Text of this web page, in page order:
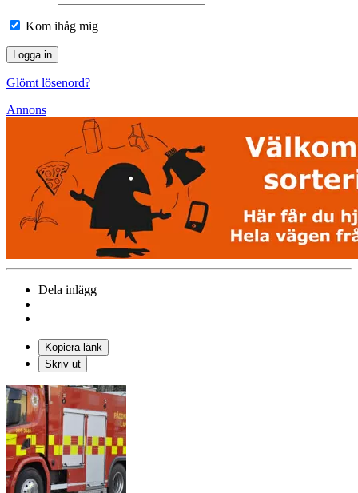
Kom ihåg mig
Glömt lösenord?
Annons
Dela inlägg
Kopiera länk
Skriv ut